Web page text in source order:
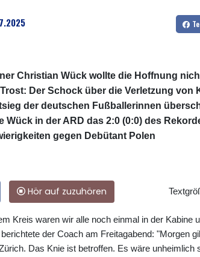
Christian Wück wollte die Hoffnung
Der Schock über die Verletzung von
der deutschen Fußballerinnen
Wück in der ARD das 2:0 (0:0) des
gegen Debütant Polen
Hör auf zuzuhören
Kreis waren wir alle noch einmal in der Kabine
der Coach am Freitagabend: "Morgen
Das Knie ist betroffen. Es wäre unheimlich